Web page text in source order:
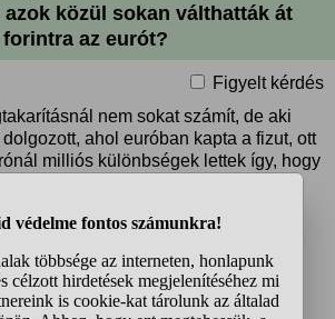
közül sokan válthatták át
forintra az eurót?
Figyelt kérdés
nem sokat számít, de aki
ahol euróban kapta a fizut, ott
milliós különbségek lettek így, hogy
váltani, mert pár hónap múlva
a gazdasági döntések